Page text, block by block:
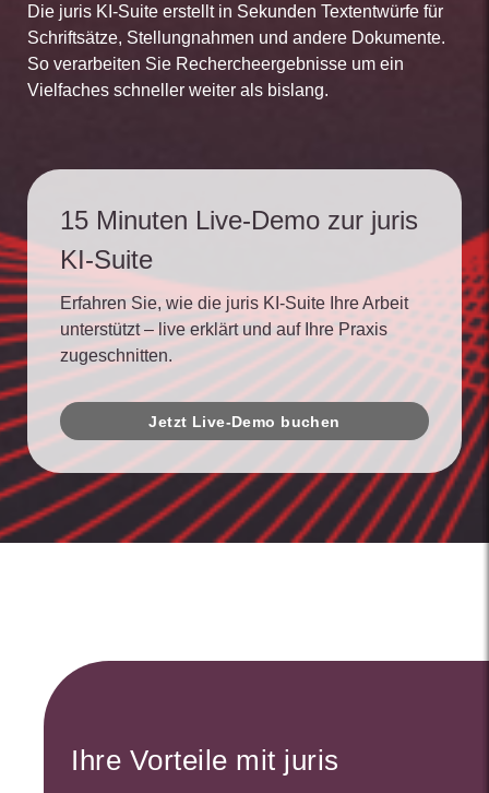
Die juris KI-Suite erstellt in Sekunden Textentwürfe für
Schriftsätze, Stellungnahmen und andere Dokumente.
So verarbeiten Sie Rechercheergebnisse um ein
Vielfaches schneller weiter als bislang.
15 Minuten Live-Demo zur juris
KI-Suite
Erfahren Sie, wie die juris KI-Suite Ihre Arbeit
unterstützt – live erklärt und auf Ihre Praxis
zugeschnitten.
Jetzt Live-Demo buchen
Ihre Vorteile mit juris